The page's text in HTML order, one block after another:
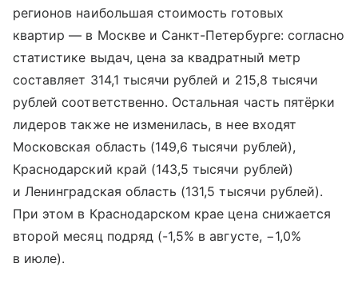
регионов наибольшая стоимость готовых
квартир — в Москве и Санкт-Петербурге: согласно
статистике выдач, цена за квадратный метр
составляет 314,1 тысячи рублей и 215,8 тысячи
рублей соответственно. Остальная часть пятёрки
лидеров также не изменилась, в нее входят
Московская область (149,6 тысячи рублей),
Краснодарский край (143,5 тысячи рублей)
и Ленинградская область (131,5 тысячи рублей).
При этом в Краснодарском крае цена снижается
второй месяц подряд (-1,5% в августе, −1,0%
в июле).